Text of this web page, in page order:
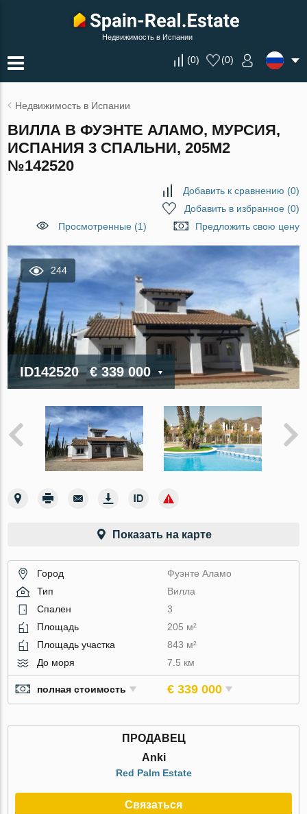
Недвижимость в Испании
(0) (0)
Недвижимость в Испании
ВИЛЛА В ФУЭНТЕ АЛАМО, МУРСИЯ,
ИСПАНИЯ 3 СПАЛЬНИ, 205М2
№142520
Добавить к сравнению (0)
Добавить в избранное(0)
Просмотренные (1)
Предложить свою цену
244
ID142520 € 339 000
Показать на карте
Город
Фуэнте Аламо
Тип
Вилла
Спален
3
Площадь
205 м²
Площадь участка
843 м²
До моря
7.5 км
полная стоимость € 339 000
ПРОДАВЕЦ
Anki
Red Palm Estate
Связаться